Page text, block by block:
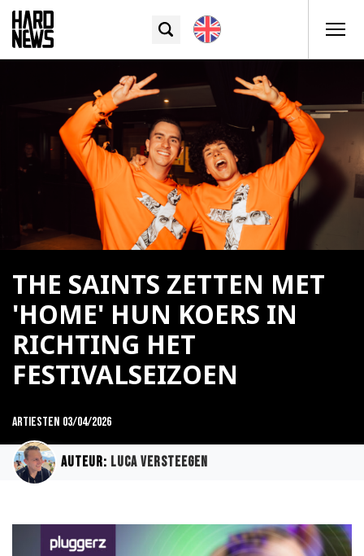
THE SAINTS ZETTEN MET
'HOME' HUN KOERS IN
RICHTING HET
FESTIVALSEIZOEN
Artiesten 03/04/2026
Auteur: Luca Versteegen